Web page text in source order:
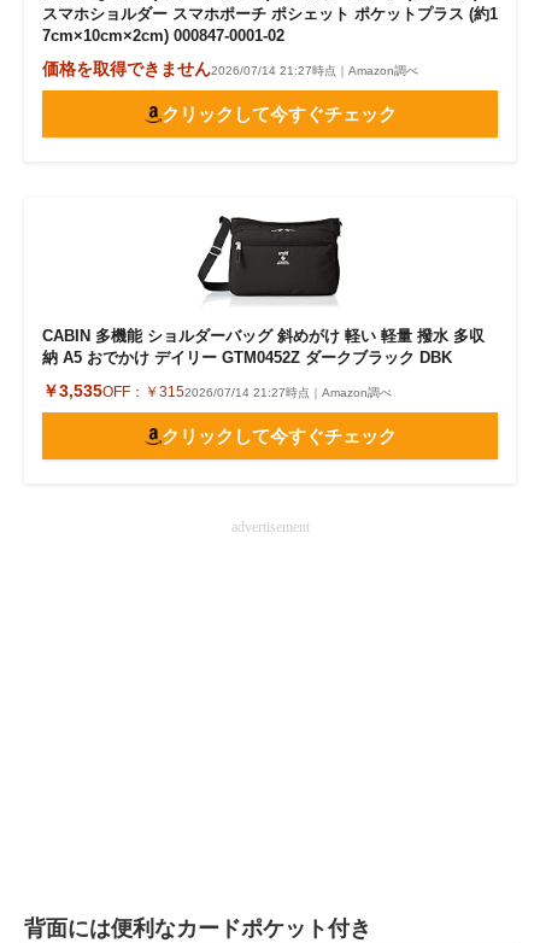
スマホショルダー スマホポーチ ポシェット ポケットプラス (約1
7cm×10cm×2cm) 000847-0001-02
価格を取得できません2026/07/14 21:27時点｜Amazon調べ
クリックして今すぐチェック
CABIN 多機能 ショルダーバッグ 斜めがけ 軽い 軽量 撥水 多収
納 A5 おでかけ デイリー GTM0452Z ダークブラック DBK
￥3,535OFF： ￥3152026/07/14 21:27時点｜Amazon調べ
クリックして今すぐチェック
advertisement
背面には便利なカードポケット付き